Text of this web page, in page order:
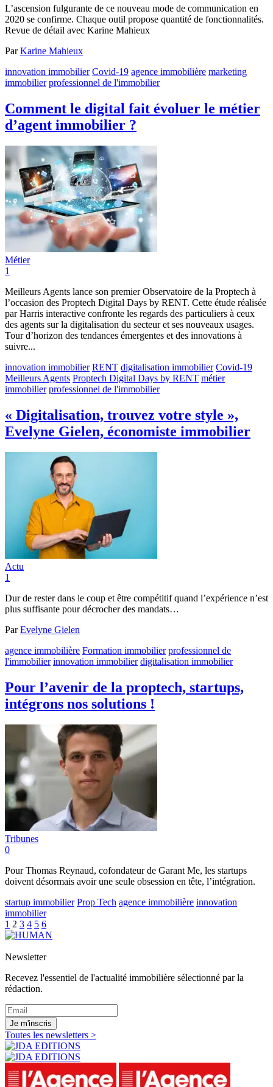
L’ascension fulgurante de ce nouveau mode de communication en
2020 se confirme. Chaque outil propose quantité de fonctionnalités.
Revue de détail avec Karine Mahieux
ParKarine Mahieux
innovation immobilier Covid-19 agence immobilière marketing
immobilier professionnel de l'immobilier
Comment le digital fait évoluer le métier
d’agent immobilier ?
Métier
1
Meilleurs Agents lance son premier Observatoire de la Proptech à
l’occasion des Proptech Digital Days by RENT. Cette étude réalisée
par Harris interactive confronte les regards des particuliers à ceux
des agents sur la digitalisation du secteur et ses nouveaux usages.
Tour d’horizon des tendances émergentes et des innovations à
suivre...
innovation immobilier RENT digitalisation immobilier Covid-19
Meilleurs Agents Proptech Digital Days by RENT métier
immobilier professionnel de l'immobilier
« Digitalisation, trouvez votre style »,
Evelyne Gielen, économiste immobilier
Actu
1
Dur de rester dans le coup et être compétitif quand l’expérience n’est
plus suffisante pour décrocher des mandats…
ParEvelyne Gielen
agence immobilière Formation immobilier professionnel de
l'immobilier innovation immobilier digitalisation immobilier
Pour l’avenir de la proptech, startups,
intégrons nos solutions !
Tribunes
0
Pour Thomas Reynaud, cofondateur de Garant Me, les startups
doivent désormais avoir une seule obsession en tête, l’intégration.
startup immobilier Prop Tech agence immobilière innovation
immobilier
1 2 3 4 5 6
Newsletter
Recevez l'essentiel de l'actualité immobilière sélectionné par la
rédaction.
Je m'inscris
Toutes les newsletters >